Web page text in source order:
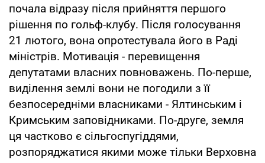
почала відразу після прийняття першого
рішення по гольф-клубу. Після голосування
21 лютого, вона опротестувала його в Раді
міністрів. Мотивація - перевищення
депутатами власних повноважень. По-перше,
виділення землі вони не погодили з її
безпосередніми власниками - Ялтинським і
Кримським заповідниками. По-друге, земля
ця частково є сільгоспугіддями,
розпоряджатися якими може тільки Верховна